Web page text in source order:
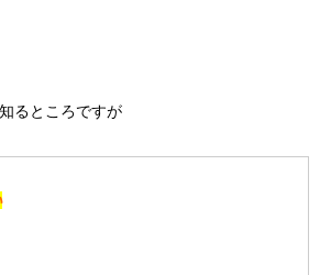
るところですが